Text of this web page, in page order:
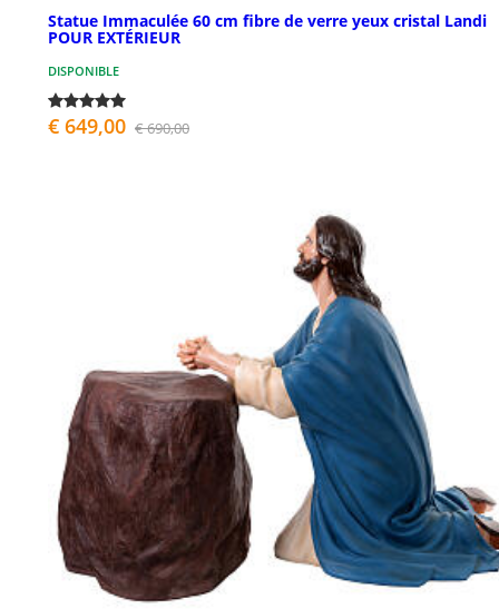
Statue Immaculée 60 cm fibre de verre yeux cristal Landi
POUR EXTÉRIEUR
DISPONIBLE
€ 649,00 € 690,00